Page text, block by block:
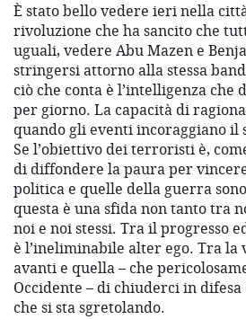
È stato bello vedere ieri nella
rivoluzione che ha sancito che
uguali, vedere Abu Mazen e
stringersi attorno alla stessa
ciò che conta è l’intelligenza
per giorno. La capacità di
quando gli eventi incoraggiano il
Se l’obiettivo dei terroristi è,
di diffondere la paura per
politica e quelle della guerra
questa è una sfida non tanto tra
noi e noi stessi. Tra il progresso
è l’ineliminabile alter ego. Tra la
avanti e quella – che
Occidente – di chiuderci in
che si sta sgretolando.